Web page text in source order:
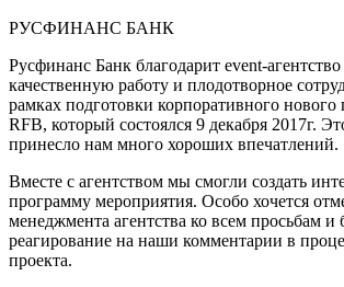
РУСФИНАНС БАНК
Русфинанс Банк благодарит event-
качественную работу и плодотворное
рамках подготовки корпоративного нового
RFB, который состоялся 9 декабря 2017г.
принесло нам много хороших впечатлений.
Вместе с агентством мы смогли создать
программу мероприятия. Особо хочется
менеджмента агентства ко всем просьбам и
реагирование на наши комментарии в
проекта.